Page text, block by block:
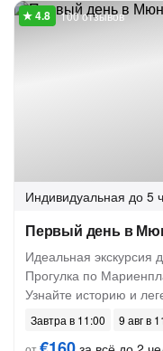
100 отзывов
Индивидуальная до 5
Первый день в
Идеальная экскурсия
Прогулка по
Узнайте историю и
Завтра в 11:00
9 авг в